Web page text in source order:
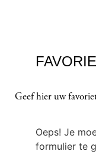
Geef hier uw
Oeps! Je
formulier te